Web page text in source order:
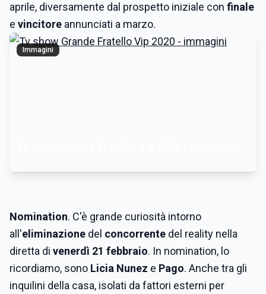
aprile, diversamente dal prospetto iniziale con finale
e vincitore annunciati a marzo.
Immagini
Nomination. C'è grande curiosità intorno
all'eliminazione del concorrente del reality nella
diretta di venerdì 21 febbraio. In nomination, lo
ricordiamo, sono Licia Nunez e Pago. Anche tra gli
inquilini della casa, isolati da fattori esterni per